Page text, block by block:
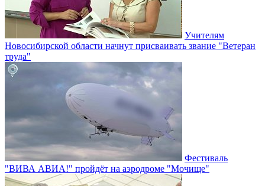
Учителям
Новосибирской области начнут присваивать звание "Ветеран
труда"
Фестиваль
"ВИВА АВИА!" пройдёт на аэродроме "Мочище"